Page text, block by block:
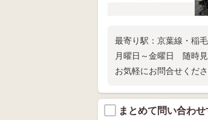
最寄り駅：京葉線・稲
月曜日～金曜日 随時見
お気軽にお問合せくださ
まとめて問い合わせ